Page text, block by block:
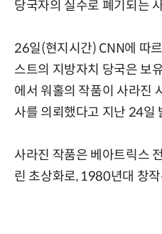
당국자의 실수로 폐기되는
26일(현지시간) CNN에 따
스트의 지방자치 당국은 보
에서 워홀의 작품이 사라진
사를 의뢰했다고 지난 24일
사라진 작품은 베아트릭스
린 초상화로, 1980년대 창